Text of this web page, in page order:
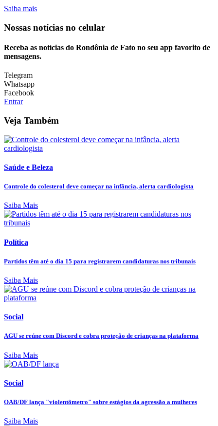
Saiba mais
Nossas notícias no celular
Receba as notícias do Rondônia de Fato no seu app favorito de
mensagens.
Telegram
Whatsapp
Facebook
Entrar
Veja Também
Saúde e Beleza
Controle do colesterol deve começar na infância, alerta cardiologista
Saiba Mais
Política
Partidos têm até o dia 15 para registrarem candidaturas nos tribunais
Saiba Mais
Social
AGU se reúne com Discord e cobra proteção de crianças na plataforma
Saiba Mais
Social
OAB/DF lança "violentômetro" sobre estágios da agressão a mulheres
Saiba Mais